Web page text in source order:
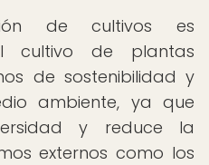
de cultivos es
cultivo de plantas
de sostenibilidad y
ambiente, ya que
y reduce la
externos como los